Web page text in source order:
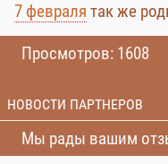
7 февраля так же
Просмотров: 1608
НОВОСТИ ПАРТНЕРОВ
Мы рады вашим